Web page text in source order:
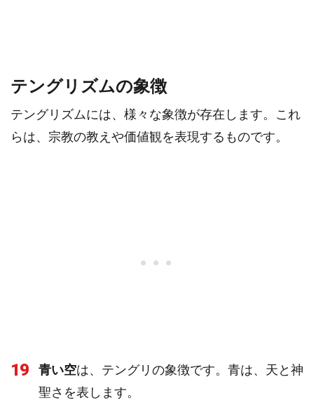
テングリズムの象徴
テングリズムには、様々な象徴が存在します。これ
らは、宗教の教えや価値観を表現するものです。
19 青い空は、テングリの象徴です。青は、天と神
聖さを表します。